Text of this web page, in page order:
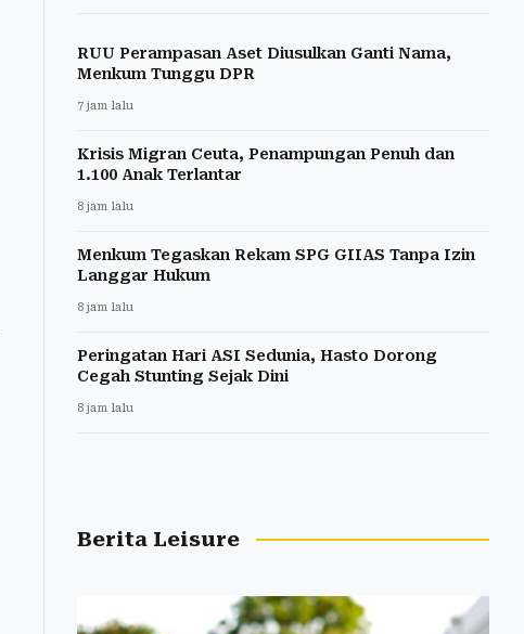
RUU Perampasan Aset Diusulkan Ganti Nama,
Menkum Tunggu DPR
7 jam lalu
Krisis Migran Ceuta, Penampungan Penuh dan
1.100 Anak Terlantar
8 jam lalu
Menkum Tegaskan Rekam SPG GIIAS Tanpa Izin
Langgar Hukum
8 jam lalu
Peringatan Hari ASI Sedunia, Hasto Dorong
Cegah Stunting Sejak Dini
8 jam lalu
Berita Leisure